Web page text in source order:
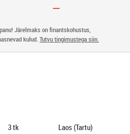
Järelmaks on finantskohustus,
kulud.Tutvu tingimustega siin.
3tk Laos (Tartu)